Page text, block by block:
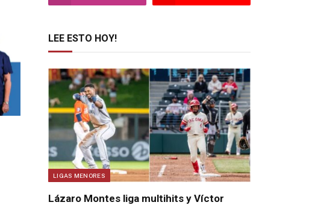
LEE ESTO HOY!
LIGAS MENORES
Lázaro Montes liga multihits y Víctor